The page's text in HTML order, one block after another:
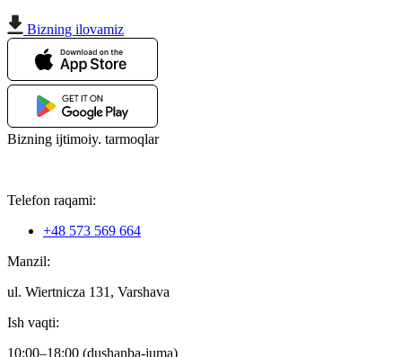
Bizning ilovamiz
Bizning ijtimoiy. tarmoqlar
Telefon raqami:
+48 573 569 664
Manzil:
ul. Wiertnicza 131, Varshava
Ish vaqti:
10:00–18:00 (dushanba-juma)